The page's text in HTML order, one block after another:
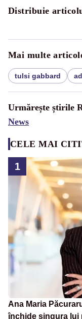
Distribuie
Mai multe
tulsi gabbard
Urmărește știrile
News
CELE MAI
1
Ana Maria
închide singura lui